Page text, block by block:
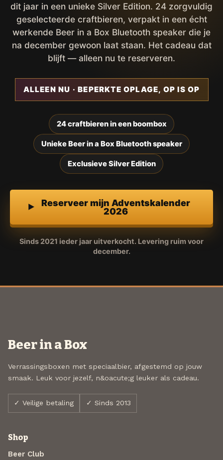
dit jaar in een unieke Silver Edition. 24 zorgvuldig
geselecteerde craftbieren, verpakt in een écht
werkende Beer in a Box Bluetooth speaker die je
na december gewoon laat staan. Het cadeau dat
blijft — alleen nu te reserveren.
ALLEEN NU · BEPERKTE OPLAGE, OP IS OP
24 craftbieren in een boombox
Unieke Beer in a Box Bluetooth speaker
Exclusieve Silver Edition
Reserveer mijn Adventskalender
2026
Sinds 2021 ieder jaar uitverkocht. Levering ruim voor
december.
Beer in a Box
Verrassingsboxen met speciaalbier, afgestemd op jouw
smaak. Leuk voor jezelf, n&oacute;g leuker als cadeau.
✓ Veilige betaling ✓ Sinds 2013
Shop
Beer Club